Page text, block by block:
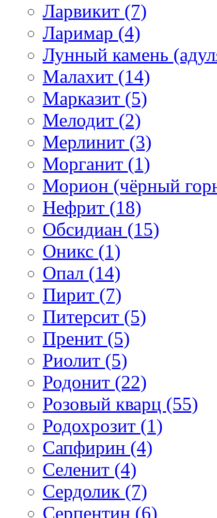
Ларвикит (7)
Ларимар (4)
Лунный камень
Малахит (14)
Марказит (5)
Мелодит (2)
Мерлинит (3)
Морганит (1)
Морион (чёрный
Нефрит (18)
Обсидиан (15)
Оникс (1)
Опал (14)
Пирит (7)
Питерсит (5)
Пренит (5)
Риолит (5)
Родонит (22)
Розовый кварц (55)
Родохрозит (1)
Сапфирин (4)
Селенит (4)
Сердолик (7)
Серпентин (6)